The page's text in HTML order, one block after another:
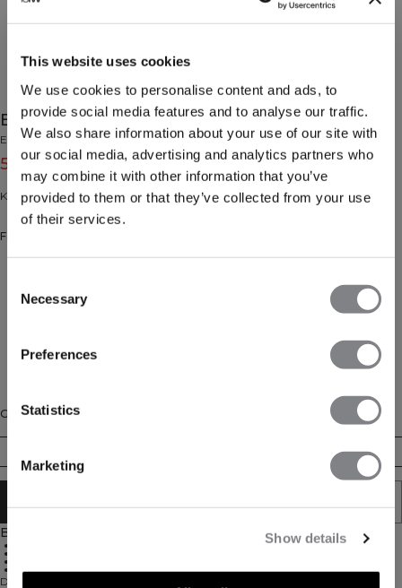
This website uses cookies
We use cookies to personalise content and ads, to
provide social media features and to analyse our traffic.
We also share information about your use of our site with
our social media, advertising and analytics partners who
may combine it with other information that you’ve
provided to them or that they’ve collected from your use
of their services.
Selection
Necessary
Preferences
Statistics
Marketing
Show details
Everyday Hoodie Light Dusty Beige
Everyday Collection
55€69€(-20%)
Klassischer Hoodie mit moderner Passform.
Farbe: Light Dusty Beige
Größe
XXL
Beschreibung
Täglicher Komfort
Der Everyday Hoodie ist für alle Gelegenheiten konzipiert – für den Weg ins